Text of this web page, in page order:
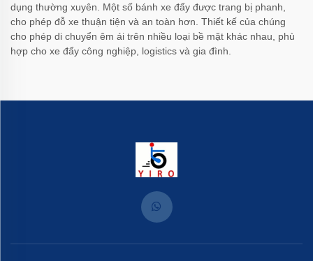
dụng thường xuyên. Một số bánh xe đẩy được trang bị phanh,
cho phép đỗ xe thuận tiện và an toàn hơn. Thiết kế của chúng
cho phép di chuyển êm ái trên nhiều loại bề mặt khác nhau, phù
hợp cho xe đẩy công nghiệp, logistics và gia đình.